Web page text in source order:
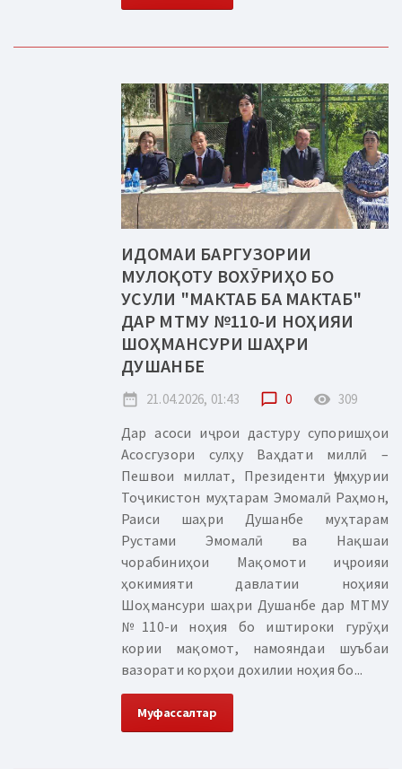
ИДОМАИ БАРГУЗОРИИ
МУЛОҚОТУ ВОХӮРИҲО БО
УСУЛИ "МАКТАБ БА МАКТАБ"
ДАР МТМУ №110-И НОҲИЯИ
ШОҲМАНСУРИ ШАҲРИ
ДУШАНБЕ
date_range 21.04.2026, 01:43 chat_bubble_outline 0 remove_red_eye 309
Дар асоси иҷрои дастуру супоришҳои
Асосгузори сулҳу Ваҳдати миллӣ –
Пешвои миллат, Президенти Ҷумҳурии
Тоҷикистон муҳтарам Эмомалӣ Раҳмон,
Раиси шаҳри Душанбе муҳтарам
Рустами Эмомалӣ ва Нақшаи
чорабиниҳои Мақомоти иҷроияи
ҳокимияти давлатии ноҳияи
Шоҳмансури шаҳри Душанбе дар МТМУ
№110-и ноҳия бо иштироки гурӯҳи
кории мақомот, намояндаи шуъбаи
вазорати корҳои дохилии ноҳия бо...
Муфассалтар